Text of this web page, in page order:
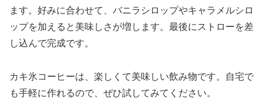
ます。好みに合わせて、バニラシロップやキャラメルシロ
ップを加えると美味しさが増します。最後にストローを差
し込んで完成です。
カキ氷コーヒーは、楽しくて美味しい飲み物です。自宅で
も手軽に作れるので、ぜひ試してみてください。